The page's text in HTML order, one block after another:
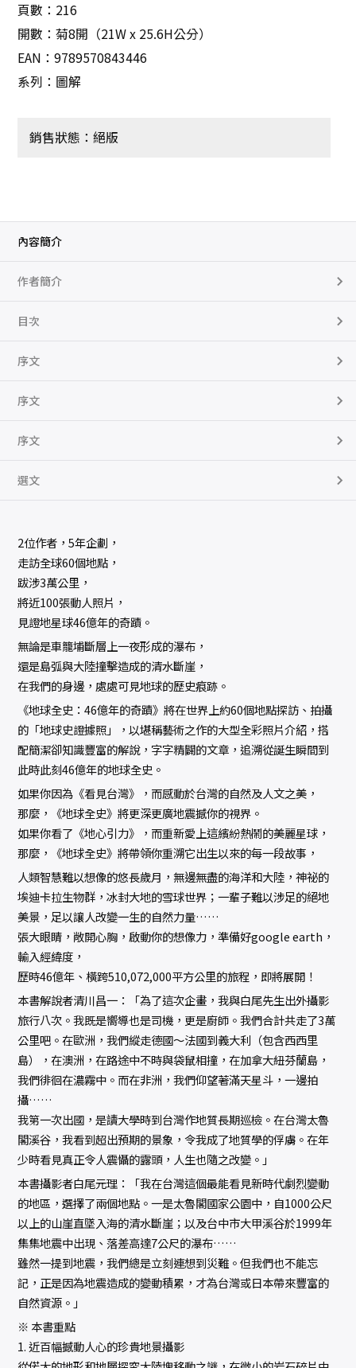
頁數：216
開數：菊8開（21W x 25.6H公分）
EAN：9789570843446
系列：圖解
銷售狀態：絕版
內容簡介
作者簡介
目次
序文
序文
序文
選文
2位作者，5年企劃，
走訪全球60個地點，
跋涉3萬公里，
將近100張動人照片，
見證地星球46億年的奇蹟。
無論是車籠埔斷層上一夜形成的瀑布，
還是島弧與大陸撞擊造成的清水斷崖，
在我們的身邊，處處可見地球的歷史痕跡。
《地球全史：46億年的奇蹟》將在世界上約60個地點探訪、拍攝
的「地球史證據照」，以堪稱藝術之作的大型全彩照片介紹，搭
配簡潔卻知識豐富的解說，字字精闢的文章，追溯從誕生瞬間到
此時此刻46億年的地球全史。
如果你因為《看見台灣》，而感動於台灣的自然及人文之美，
那麼，《地球全史》將更深更廣地震撼你的視界。
如果你看了《地心引力》，而重新愛上這繽紛熱鬧的美麗星球，
那麼，《地球全史》將帶領你重溯它出生以來的每一段故事，
人類智慧難以想像的悠長歲月，無邊無盡的海洋和大陸，神祕的
埃迪卡拉生物群，冰封大地的雪球世界；一輩子難以涉足的絕地
美景，足以讓人改變一生的自然力量……
張大眼睛，敞開心胸，啟動你的想像力，準備好google earth，
輸入經緯度，
歷時46億年、橫跨510,072,000平方公里的旅程，即將展開！
本書解說者清川昌一：「為了這次企畫，我與白尾先生出外攝影
旅行八次。我既是嚮導也是司機，更是廚師。我們合計共走了3萬
公里吧。在歐洲，我們縱走德國～法國到義大利（包含西西里
島），在澳洲，在路途中不時與袋鼠相撞，在加拿大紐芬蘭島，
我們徘徊在濃霧中。而在非洲，我們仰望著滿天星斗，一邊拍
攝……
我第一次出國，是讀大學時到台灣作地質長期巡檢。在台灣太魯
閣溪谷，我看到超出預期的景象，令我成了地質學的俘虜。在年
少時看見真正令人震懾的露頭，人生也隨之改變。」
本書攝影者白尾元理：「我在台灣這個最能看見新時代劇烈變動
的地區，選擇了兩個地點。一是太魯閣國家公園中，自1000公尺
以上的山崖直墜入海的清水斷崖；以及台中市大甲溪谷於1999年
集集地震中出現、落差高達7公尺的瀑布……
雖然一提到地震，我們總是立刻連想到災難。但我們也不能忘
記，正是因為地震造成的變動積累，才為台灣或日本帶來豐富的
自然資源。」
※ 本書重點
1. 近百幅撼動人心的珍貴地景攝影